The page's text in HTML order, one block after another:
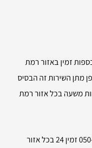
זמין באזור רמת
מתן השירות זה הבסיס
משעה בכל אזור רמת
מנעולן כספות ברמת השרון – 050-883-4328 זמין 24 בכל אזור